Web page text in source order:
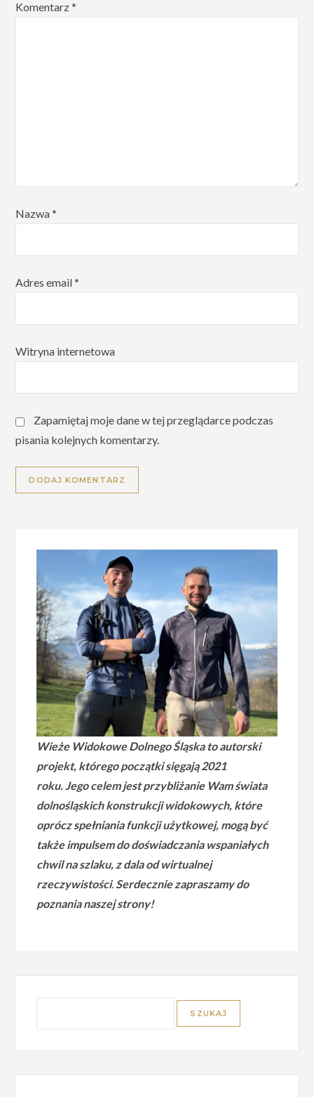
Komentarz*
Nazwa*
Adres email*
Witryna internetowa
Zapamiętaj moje dane w tej przeglądarce podczas
pisania kolejnych komentarzy.
Wieże Widokowe Dolnego Śląska to autorski
projekt, którego początki sięgają 2021
roku. Jego celem jest przybliżanie Wam świata
dolnośląskich konstrukcji widokowych, które
oprócz spełniania funkcji użytkowej, mogą być
także impulsem do doświadczania wspaniałych
chwil na szlaku, z dala od wirtualnej
rzeczywistości. Serdecznie zapraszamy do
poznania naszej strony!